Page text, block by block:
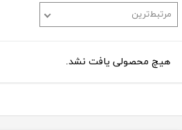
مرتبط‌ترین
هیچ محصولی یافت نشد.